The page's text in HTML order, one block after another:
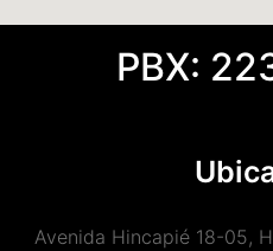
PBX:
Avenida Hincapié 18-05,